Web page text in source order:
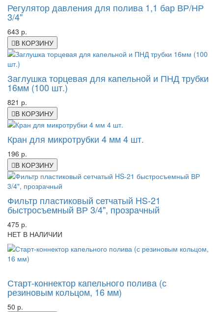
Регулятор давления для полива 1,1 бар ВР/НР
3/4"
643 р.
В КОРЗИНУ
Заглушка торцевая для капельной и ПНД трубки
16мм (100 шт.)
821 р.
В КОРЗИНУ
Кран для микротрубки 4 мм 4 шт.
196 р.
В КОРЗИНУ
Фильтр пластиковый сетчатый HS-21
быстросъемный ВР 3/4", прозрачный
475 р.
НЕТ В НАЛИЧИИ
Старт-коннектор капельного полива (с
резиновым кольцом, 16 мм)
50 р.